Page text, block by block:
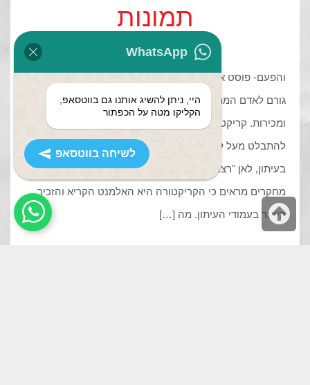
תמונות
אין תגובות orish
והפעם- פוסט אורח של קולגה, רועי פרידלר. עודף המסרים
גורם לאדם הממוצע לייצר נוגדנים לכל דבר שמריח משיווק
ומכירות. קריקטורה היא דרך מקורית וצבעונית (תרתי משמע)
להתבלט מעל לים המסרים שמסביב. פתחת את עמוד הדעות
בעיתון, לאן "רצה" העין שלך? לטקסט או לקריקטורה?
מחקרים מראים כי הקריקטורה היא האלמנט הקריא והזכיר
ביותר בעמודי העיתון. מה […]
WhatsApp
היי, ניתן להשיג אותנו גם בווטסאפ,
הקליקו מטה על הכפתור
לשיחה בווטסאפ
גלילה
לראש